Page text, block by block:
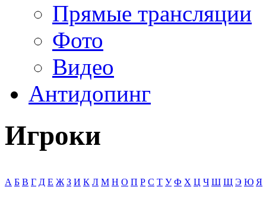
Прямые трансляции
Фото
Видео
Антидопинг
Игроки
А Б В Г Д Е Ж З И К Л М Н О П Р С Т У Ф Х Ц Ч Ш Щ Э Ю Я